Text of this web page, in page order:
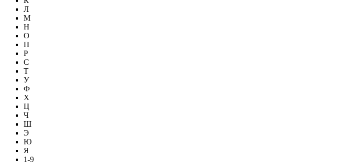
Л
М
Н
О
П
Р
С
Т
У
Ф
Х
Ц
Ч
Ш
Э
Ю
Я
1-9